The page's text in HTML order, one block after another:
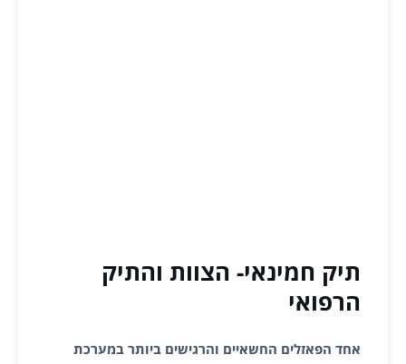
תיק חמינאי- הצוות והתיק
הרפואי
אחד הפאזלים החשאיים והרגישים ביותר במערכת